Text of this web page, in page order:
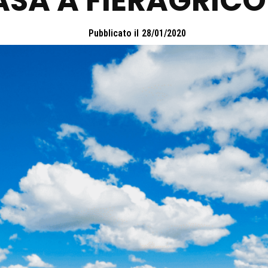
Pubblicato il 28/01/2020